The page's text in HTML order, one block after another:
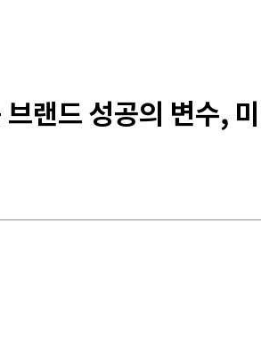
랜드 성공의 변수,